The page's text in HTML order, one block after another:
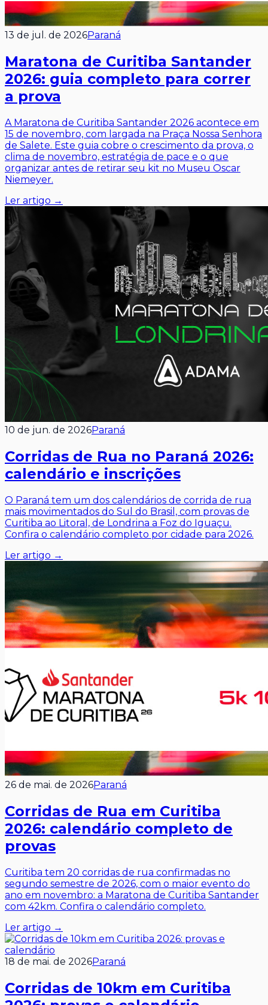
13 de jul. de 2026Paraná
Maratona de Curitiba Santander
2026: guia completo para correr
a prova
A Maratona de Curitiba Santander 2026 acontece em
15 de novembro, com largada na Praça Nossa Senhora
de Salete. Este guia cobre o crescimento da prova, o
clima de novembro, estratégia de pace e o que
organizar antes de retirar seu kit no Museu Oscar
Niemeyer.
Ler artigo →
10 de jun. de 2026Paraná
Corridas de Rua no Paraná 2026:
calendário e inscrições
O Paraná tem um dos calendários de corrida de rua
mais movimentados do Sul do Brasil, com provas de
Curitiba ao Litoral, de Londrina a Foz do Iguaçu.
Confira o calendário completo por cidade para 2026.
Ler artigo →
26 de mai. de 2026Paraná
Corridas de Rua em Curitiba
2026: calendário completo de
provas
Curitiba tem 20 corridas de rua confirmadas no
segundo semestre de 2026, com o maior evento do
ano em novembro: a Maratona de Curitiba Santander
com 42km. Confira o calendário completo.
Ler artigo →
18 de mai. de 2026Paraná
Corridas de 10km em Curitiba